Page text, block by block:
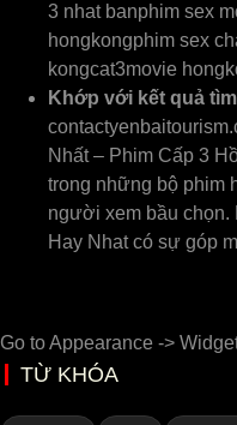
3 nhat banphim sex
hongkongphim sex
kongcat3movie
Khớp với kết quả
Nhất – Phim Cấp 3
trong những bộ phim
người xem bầu chọn.
Hay Nhat có sự góp
Go to Appearance ->
TỪ KHÓA